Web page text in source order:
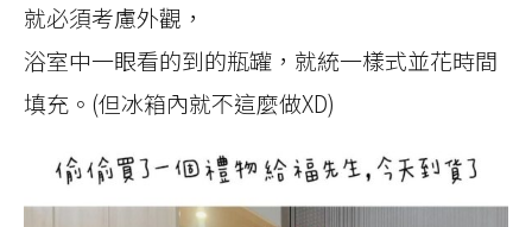
就必須考慮外觀，
浴室中一眼看的到的瓶罐，就統一樣式並花時間
填充。(但冰箱內就不這麼做XD)